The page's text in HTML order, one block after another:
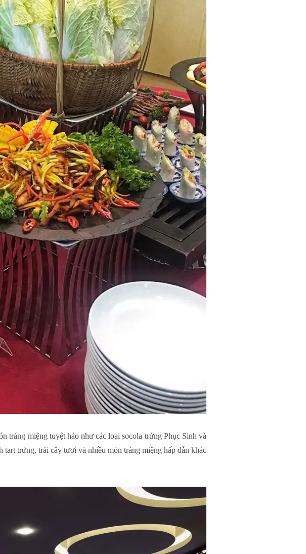
tráng miệng tuyệt hảo như các loại socola trứng Phục Sinh và
trứng, trái cây tươi và nhiều món tráng miệng hấp dẫn khác